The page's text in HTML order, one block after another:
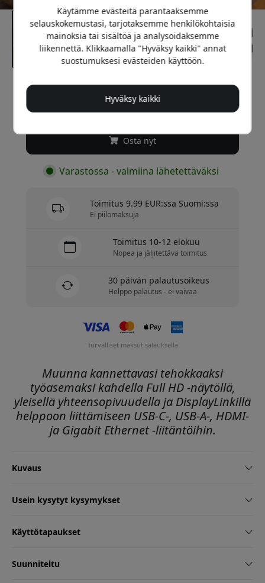
229.99 EUR
Osta nyt
Varastossa - valmiina lähetettäväksi
Toimitus 9.99 EUR:ssa Suomi:ssa
Ei piilomaksuja
Toimitus 10-12 elokuu
Nopea ja jäljitettävä toimitus
30 päivän palautusoikeus
Helppo palautus - ei vaivaa
Turvalliset maksut salauksella
Muunna kannettavasi tehokkaaksi
työasemaksi kahdella Full HD -näytöllä,
yleisellä yhteensopivuudella ja DisplayLinkillä
helppoon liittämiseen USB-C-, USB-A-, HDMI-
ja Gigabit Ethernet -liitäntöihin.
Kuvaus
Usein kysytyt kysymykset
Käyttötapaukset
Suunniteltu
Käytämme evästeitä parantaaksemme
selauskokemustasi, tarjotaksemme henkilökohtaisia
mainoksia tai sisältöä ja analysoidaksemme
liikennettä. Klikkaamalla "Hyväksy kaikki" annat
suostumuksesi evästeiden käyttöön.
Hyväksy kaikki